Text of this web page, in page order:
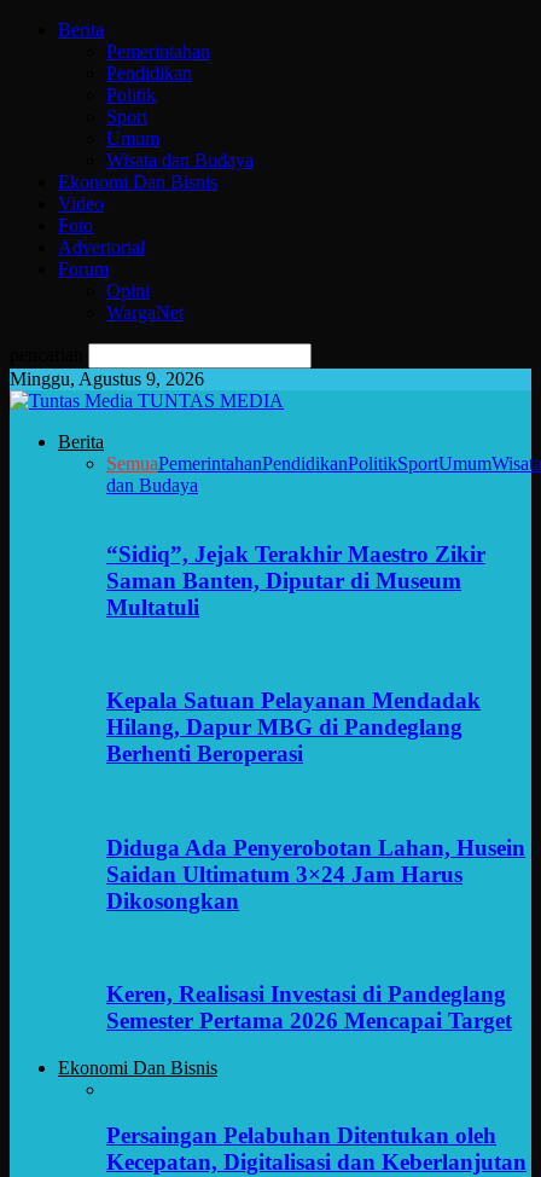
Berita
Pemerintahan
Pendidikan
Politik
Sport
Umum
Wisata dan Budaya
Ekonomi Dan Bisnis
Video
Foto
Advertorial
Forum
Opini
WargaNet
Minggu, Agustus 9, 2026
TUNTAS MEDIA
Berita
SemuaPemerintahanPendidikanPolitikSportUmumWisata
dan Budaya
“Sidiq”, Jejak Terakhir Maestro Zikir
Saman Banten, Diputar di Museum
Multatuli
Kepala Satuan Pelayanan Mendadak
Hilang, Dapur MBG di Pandeglang
Berhenti Beroperasi
Diduga Ada Penyerobotan Lahan, Husein
Saidan Ultimatum 3×24 Jam Harus
Dikosongkan
Keren, Realisasi Investasi di Pandeglang
Semester Pertama 2026 Mencapai Target
Ekonomi Dan Bisnis
Persaingan Pelabuhan Ditentukan oleh
Kecepatan, Digitalisasi dan Keberlanjutan